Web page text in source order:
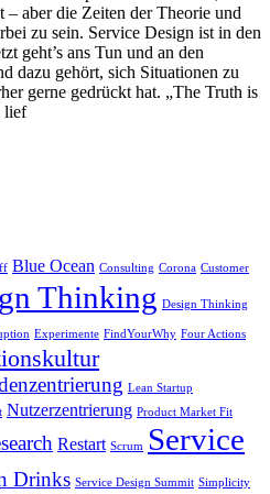
aber die Zeiten der Theorie und
zu sein. Service Design ist in den
geht’s ans Tun und an den
dazu gehört, sich Situationen zu
gerne gedrückt hat. „The Truth is
lief
Blue Ocean Consulting Corona Customer
Thinking Design Thinking
Experimente FindYourWhy Four Actions
Lean Startup
Nutzerzentrierung Product Market Fit
Restart Scrum
Service
Drinks Service Design Summit Simplicity